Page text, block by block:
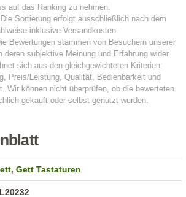
,Gett Tastaturen